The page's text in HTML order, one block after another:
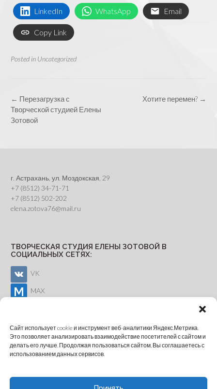
Сайт использует cookie и инструмент веб-аналитики Яндекс.Метрика.
Это позволяет анализировать взаимодействие посетителей с сайтом и
делать его лучше. Продолжая пользоваться сайтом, Вы соглашаетесь с
использованием данных сервисов.
LinkedIn WhatsApp Email
Copy Link
Posted in Uncategorized
Post
navigation
Хотите перемен? →
← Перезагрузка с
Творческой студией Елены
Зотовой
г. Астрахань, ул. Моздокская, 29
+7 (8512) 34-71-71
+7 (8512) 502-202
elena.zotova76@mail.ru
ТВОРЧЕСКАЯ СТУДИЯ ЕЛЕНЫ ЗОТОВОЙ В
СОЦИАЛЬНЫХ СЕТЯХ:
VK
MAX
ОНЛАЙН-ЗАПИСЬ